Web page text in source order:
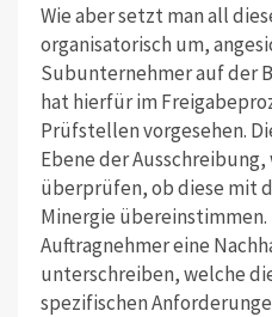
Wie aber setzt man all
organisatorisch um,
Subunternehmer auf der
hat hierfür im
Prüfstellen vorgesehen.
Ebene der
überprüfen, ob diese mit
Minergie
Auftragnehmer eine
unterschreiben, welche
spezifischen